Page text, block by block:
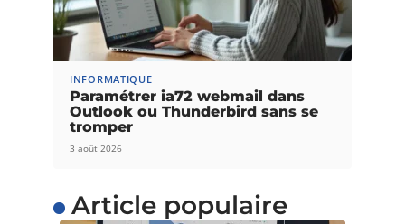
INFORMATIQUE
Paramétrer ia72 webmail dans
Outlook ou Thunderbird sans se
tromper
3 août 2026
Article populaire